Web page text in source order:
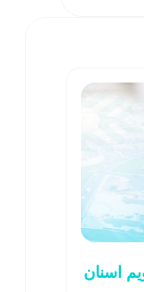
اسنان